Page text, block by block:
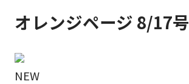
オレンジページ 8/17号
NEW